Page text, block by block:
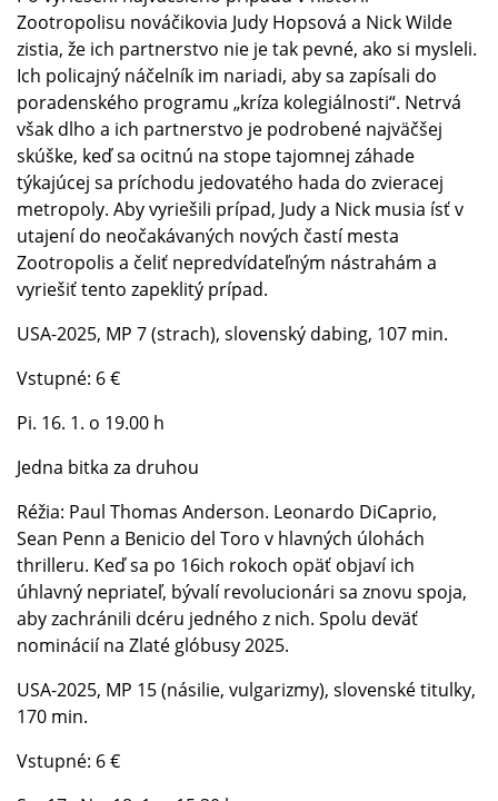
Zootropolisu nováčikovia Judy Hopsová a Nick Wilde
zistia, že ich partnerstvo nie je tak pevné, ako si mysleli.
Ich policajný náčelník im nariadi, aby sa zapísali do
poradenského programu „kríza kolegiálnosti“. Netrvá
však dlho a ich partnerstvo je podrobené najväčšej
skúške, keď sa ocitnú na stope tajomnej záhade
týkajúcej sa príchodu jedovatého hada do zvieracej
metropoly. Aby vyriešili prípad, Judy a Nick musia ísť v
utajení do neočakávaných nových častí mesta
Zootropolis a čeliť nepredvídateľným nástrahám a
vyriešiť tento zapeklitý prípad.
USA-2025, MP 7 (strach), slovenský dabing, 107 min.
Vstupné: 6 €
Pi. 16. 1. o 19.00 h
Jedna bitka za druhou
Réžia: Paul Thomas Anderson. Leonardo DiCaprio,
Sean Penn a Benicio del Toro v hlavných úlohách
thrilleru. Keď sa po 16ich rokoch opäť objaví ich
úhlavný nepriateľ, bývalí revolucionári sa znovu spoja,
aby zachránili dcéru jedného z nich. Spolu deväť
nominácií na Zlaté glóbusy 2025.
USA-2025, MP 15 (násilie, vulgarizmy), slovenské titulky,
170 min.
Vstupné: 6 €